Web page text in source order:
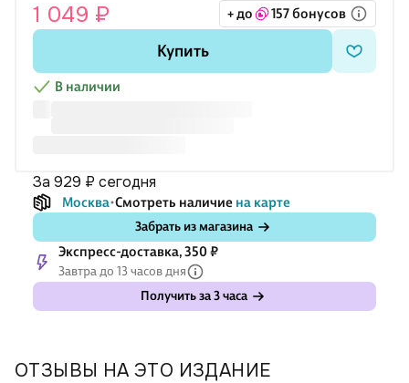
1 049 ₽ + до 157 бонусов
Купить
В наличии
за 929 ₽ сегодня
Москва Смотреть наличие на карте
Забрать из магазина
Экспресс-доставка, 350 ₽
Завтра до 13 часов дня
Получить за 3 часа
ОТЗЫВЫ НА ЭТО ИЗДАНИЕ